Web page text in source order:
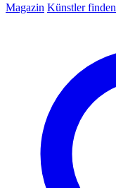
Magazin Künstler finden